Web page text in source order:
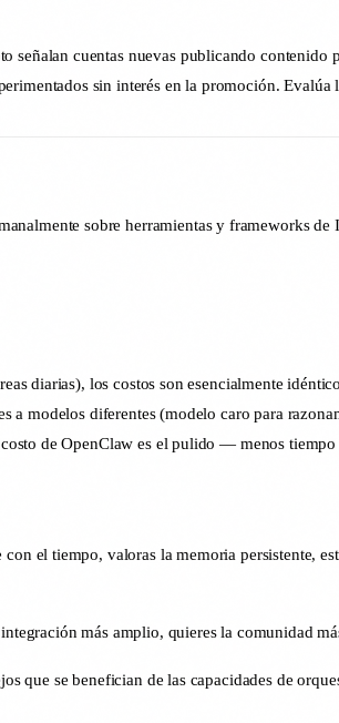
señalan cuentas nuevas publicando
sin interés en la promoción. Evalúa
sobre herramientas y frameworks
diarias), los costos son esencialmente
a modelos diferentes (modelo caro para
de OpenClaw es el pulido — menos
con el tiempo, valoras la memoria persistente,
más amplio, quieres la comunidad
que se benefician de las capacidades de